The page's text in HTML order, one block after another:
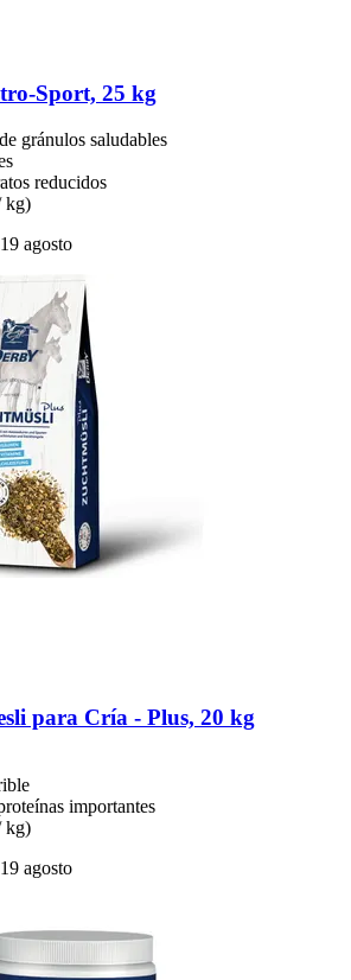
​Sport, 25 kg
gránulos saludables
reducidos
kg)
agosto
para Cría -​ Plus, 20 kg
importantes
kg)
agosto